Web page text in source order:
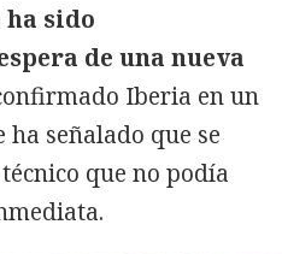
ha sido
de una nueva
Iberia en un
señalado que se
que no podía